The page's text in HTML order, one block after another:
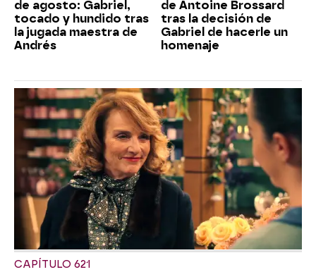
de agosto: Gabriel,
tocado y hundido tras
la jugada maestra de
Andrés
de Antoine Brossard
tras la decisión de
Gabriel de hacerle un
homenaje
CAPÍTULO 621